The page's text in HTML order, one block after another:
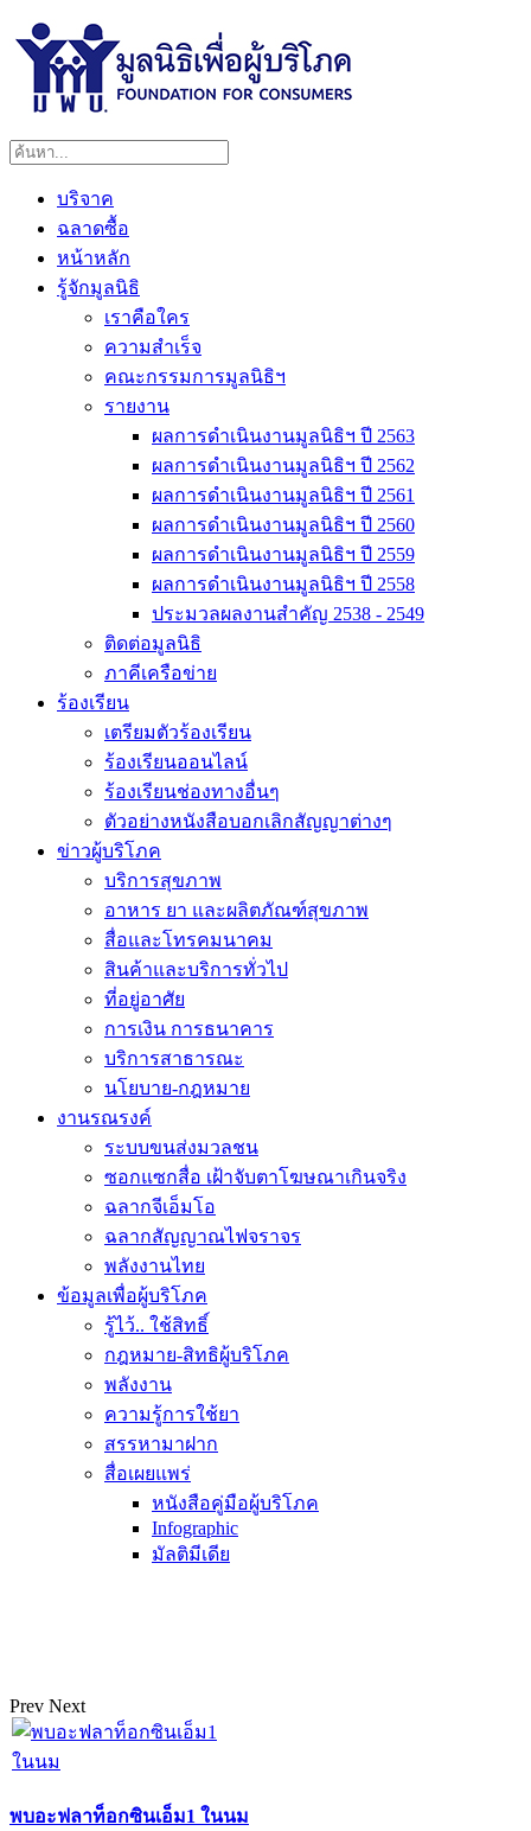
บริจาค
ฉลาดซื้อ
หน้าหลัก
รู้จักมูลนิธิ
เราคือใคร
ความสำเร็จ
คณะกรรมการมูลนิธิฯ
รายงาน
ผลการดำเนินงานมูลนิธิฯ ปี 2563
ผลการดำเนินงานมูลนิธิฯ ปี 2562
ผลการดำเนินงานมูลนิธิฯ ปี 2561
ผลการดำเนินงานมูลนิธิฯ ปี 2560
ผลการดำเนินงานมูลนิธิฯ ปี 2559
ผลการดำเนินงานมูลนิธิฯ ปี 2558
ประมวลผลงานสำคัญ 2538 - 2549
ติดต่อมูลนิธิ
ภาคีเครือข่าย
ร้องเรียน
เตรียมตัวร้องเรียน
ร้องเรียนออนไลน์
ร้องเรียนช่องทางอื่นๆ
ตัวอย่างหนังสือบอกเลิกสัญญาต่างๆ
ข่าวผู้บริโภค
บริการสุขภาพ
อาหาร ยา และผลิตภัณฑ์สุขภาพ
สื่อและโทรคมนาคม
สินค้าและบริการทั่วไป
ที่อยู่อาศัย
การเงิน การธนาคาร
บริการสาธารณะ
นโยบาย-กฎหมาย
งานรณรงค์
ระบบขนส่งมวลชน
ซอกแซกสื่อ เฝ้าจับตาโฆษณาเกินจริง
ฉลากจีเอ็มโอ
ฉลากสัญญาณไฟจราจร
พลังงานไทย
ข้อมูลเพื่อผู้บริโภค
รู้ไว้.. ใช้สิทธิ์
กฎหมาย-สิทธิผู้บริโภค
พลังงาน
ความรู้การใช้ยา
สรรหามาฝาก
สื่อเผยแพร่
หนังสือคู่มือผู้บริโภค
Infographic
มัลติมีเดีย
Prev Next
พบอะฟลาท็อกซินเอ็ม1 ในนม